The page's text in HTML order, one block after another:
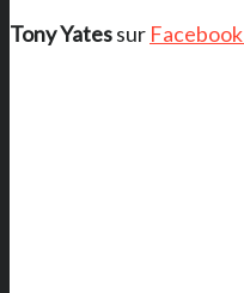
Tony Yatessur Facebook